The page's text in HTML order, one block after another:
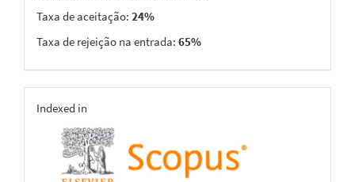
Taxa de aceitação: 24%
Taxa de rejeição na entrada: 65%
indexing
Indexed in